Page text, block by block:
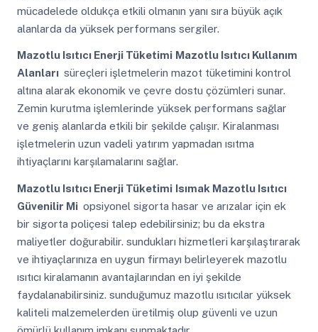
mücadelede oldukça etkili olmanın yanı sıra büyük açık
alanlarda da yüksek performans sergiler.
Mazotlu Isıtıcı Enerji Tüketimi Mazotlu Isıtıcı Kullanım
Alanları süreçleri işletmelerin mazot tüketimini kontrol
altına alarak ekonomik ve çevre dostu çözümleri sunar.
Zemin kurutma işlemlerinde yüksek performans sağlar
ve geniş alanlarda etkili bir şekilde çalışır. Kiralanması
işletmelerin uzun vadeli yatırım yapmadan ısıtma
ihtiyaçlarını karşılamalarını sağlar.
Mazotlu Isıtıcı Enerji Tüketimi Isımak Mazotlu Isıtıcı
Güvenilir Mi opsiyonel sigorta hasar ve arızalar için ek
bir sigorta poliçesi talep edebilirsiniz; bu da ekstra
maliyetler doğurabilir. sundukları hizmetleri karşılaştırarak
ve ihtiyaçlarınıza en uygun firmayı belirleyerek mazotlu
ısıtıcı kiralamanın avantajlarından en iyi şekilde
faydalanabilirsiniz. sunduğumuz mazotlu ısıtıcılar yüksek
kaliteli malzemelerden üretilmiş olup güvenli ve uzun